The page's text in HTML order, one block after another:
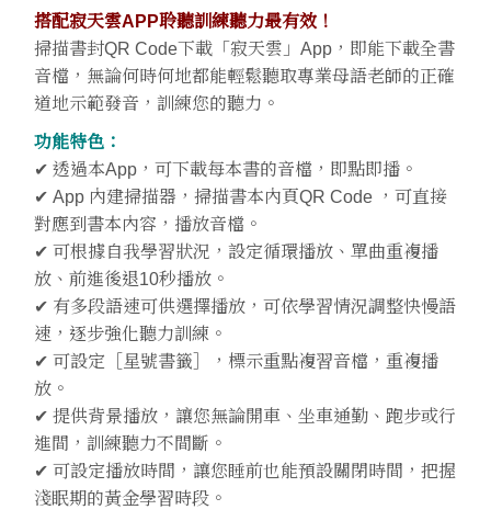
搭配寂天雲APP聆聽訓練聽力最有效！
掃描書封QR Code下載「寂天雲」App，即能下載全書
音檔，無論何時何地都能輕鬆聽取專業母語老師的正確
道地示範發音，訓練您的聽力。
功能特色：
✔ 透過本App，可下載每本書的音檔，即點即播。
✔ App 內建掃描器，掃描書本內頁QR Code ，可直接
對應到書本內容，播放音檔。
✔ 可根據自我學習狀況，設定循環播放、單曲重複播
放、前進後退10秒播放。
✔ 有多段語速可供選擇播放，可依學習情況調整快慢語
速，逐步強化聽力訓練。
✔ 可設定［星號書籤］，標示重點複習音檔，重複播
放。
✔ 提供背景播放，讓您無論開車、坐車通勤、跑步或行
進間，訓練聽力不間斷。
✔ 可設定播放時間，讓您睡前也能預設關閉時間，把握
淺眠期的黃金學習時段。